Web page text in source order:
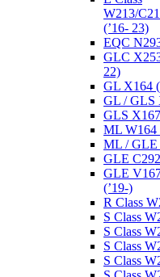
W213/
(’16- 23)
EQC
GLC
22)
GL X164
GL / GLS
GLS
ML W164
ML / GLE
GLE
GLE
(’19-)
R Class
S Class
S Class
S Class
S Class